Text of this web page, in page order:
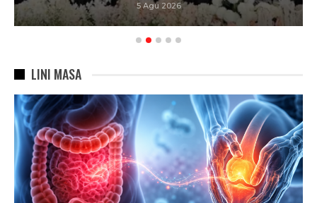
5 Agu 2026
LINI MASA